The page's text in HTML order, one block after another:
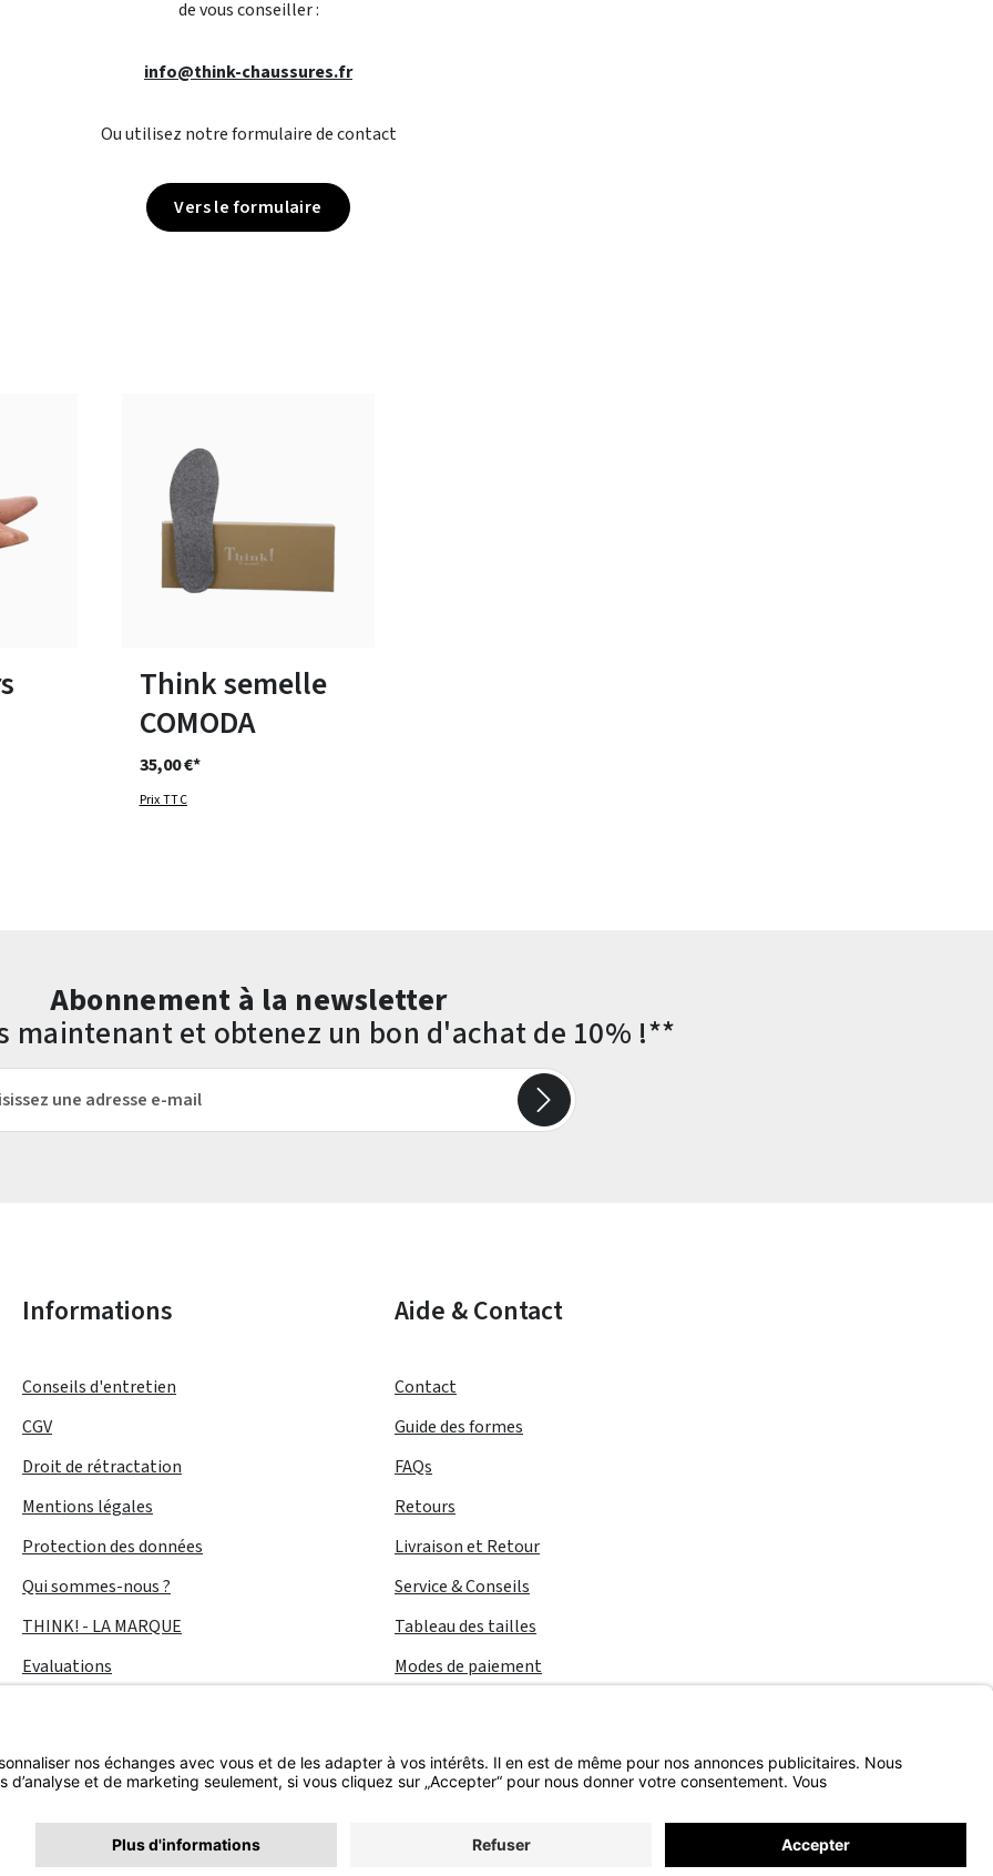
de vous conseiller :
info@think-chaussures.fr
Ou utilisez notre formulaire de contact
Vers le formulaire
Think semelle
COMODA
35,00 €*
Prix TTC
Abonnement à la newsletter
maintenant et obtenez un bon d'achat de 10% !**
Informations
Conseils d'entretien
CGV
Droit de rétractation
Mentions légales
Protection des données
Qui sommes-nous ?
THINK! - LA MARQUE
Evaluations
Aide & Contact
Contact
Guide des formes
FAQs
Retours
Livraison et Retour
Service & Conseils
Tableau des tailles
Modes de paiement
Tous les prix incluent la TVA plus les et les éventuels frais de livraison, sauf indication contraire.